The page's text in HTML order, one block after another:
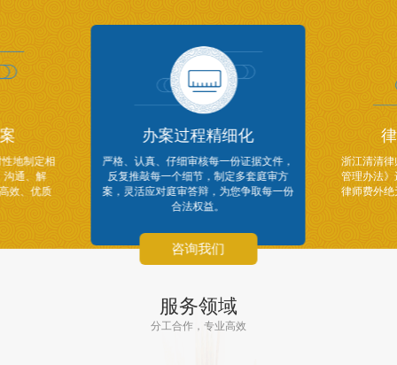
地制定相
沟通、解
效、优质
办案过程精细化
严格、认真、仔细审核每一份证据文件，
反复推敲每一个细节，制定多套庭审方
案，灵活应对庭审答辩，为您争取每一份
合法权益。
咨询我们
浙江清清
管理办法
律师费外
服务领域
分工合作，专业高效